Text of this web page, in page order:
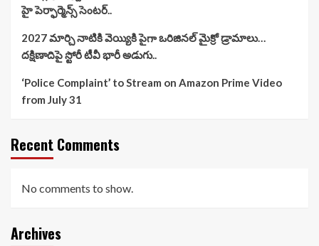
హై పెర్ఫార్మెన్స్ సెంటర్..
2027 మార్చి నాటికి వెయ్యికి పైగా ఒరిజినల్ మైక్రో డ్రామాలు…
దక్షిణాదిపై స్టోరీ టీవీ భారీ అడుగు..
‘Police Complaint’ to Stream on Amazon Prime Video
from July 31
Recent Comments
No comments to show.
Archives